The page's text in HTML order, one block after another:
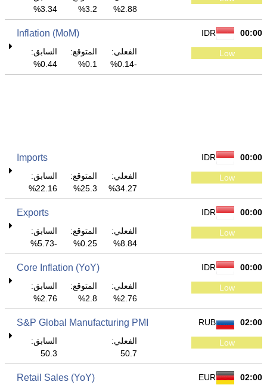
2.88%
3.2%
3.34%
00:00
IDR
Inflation (MoM)
Low
الفعلي:
-0.14%
المتوقع:
0.1%
السابق:
0.44%
00:00
IDR
Imports
Low
الفعلي:
34.27%
المتوقع:
25.3%
السابق:
22.16%
00:00
IDR
Exports
Low
الفعلي:
8.84%
المتوقع:
0.25%
السابق:
-5.73%
00:00
IDR
Core Inflation (YoY)
Low
الفعلي:
2.76%
المتوقع:
2.8%
السابق:
2.76%
02:00
RUB
S&P Global Manufacturing PMI
Low
الفعلي:
50.7
السابق:
50.3
02:00
EUR
Retail Sales (YoY)